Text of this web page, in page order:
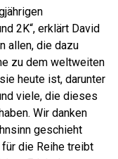
2K“, erklärt David
allen, die dazu
zu dem weltweiten
heute ist, darunter
viele, die dieses
Wir danken
geschieht
die Reihe treibt